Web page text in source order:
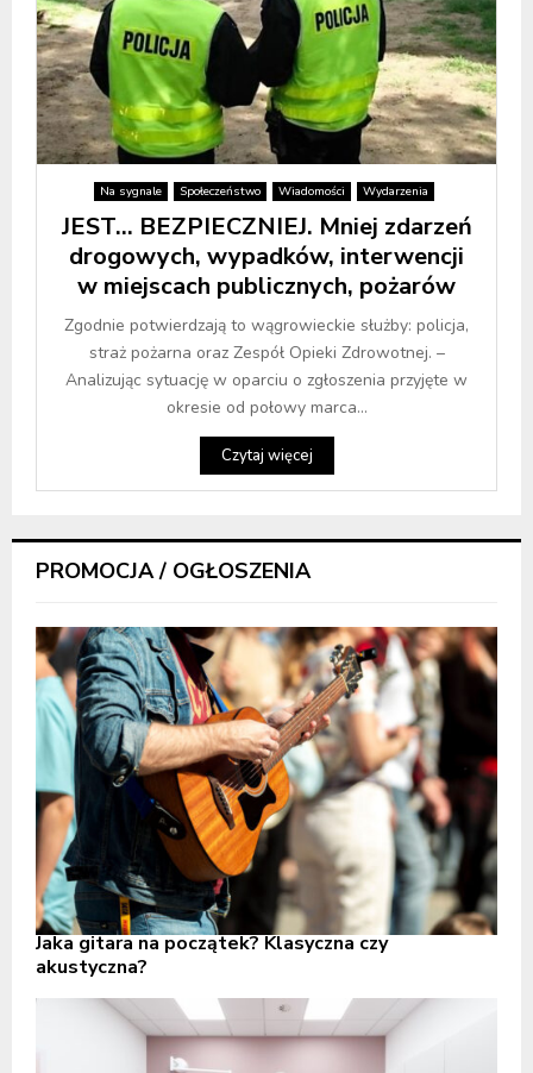
Na sygnale Społeczeństwo Wiadomości Wydarzenia
JEST… BEZPIECZNIEJ. Mniej zdarzeń
drogowych, wypadków, interwencji
w miejscach publicznych, pożarów
Zgodnie potwierdzają to wągrowieckie służby: policja,
straż pożarna oraz Zespół Opieki Zdrowotnej. –
Analizując sytuację w oparciu o zgłoszenia przyjęte w
okresie od połowy marca...
Czytaj więcej
PROMOCJA / OGŁOSZENIA
Jaka gitara na początek? Klasyczna czy
akustyczna?